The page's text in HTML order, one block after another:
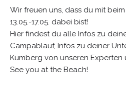
Wir freuen uns, dass du mit
13.05.-17.05. dabei bist!
Hier findest du alle Infos zu
Campablauf, Infos zu deiner
Kumberg von unseren Experten
See you at the Beach!